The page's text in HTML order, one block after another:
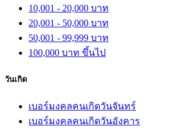
10,001 - 20,000 บาท
20,001 - 50,000 บาท
50,001 - 99,999 บาท
100,000 บาท ขึ้นไป
วันเกิด
เบอร์มงคลคนเกิดวันจันทร์
เบอร์มงคลคนเกิดวันอังคาร